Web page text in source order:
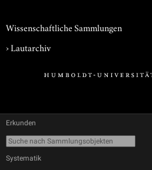
Wissenschaftliche Sammlungen
›Lautarchiv
Erkunden
Systematik